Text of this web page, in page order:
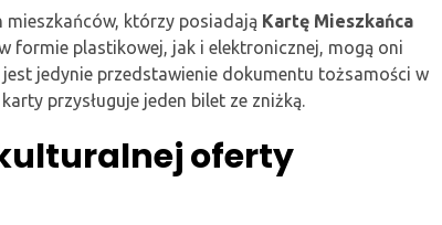
mieszkańców, którzy posiadają Kartę Mieszkańca
formie plastikowej, jak i elektronicznej, mogą oni
jedynie przedstawienie dokumentu tożsamości w
przysługuje jeden bilet ze zniżką.
oferty